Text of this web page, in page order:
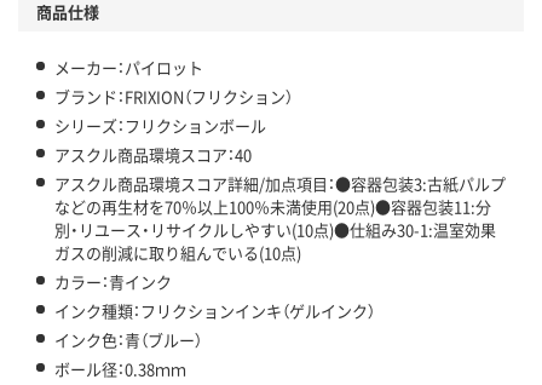
商品仕様
メーカー：パイロット
ブランド：FRIXION（フリクション）
シリーズ：フリクションボール
アスクル商品環境スコア：40
アスクル商品環境スコア詳細/加点項目：●容器包装3:古紙パルプ
などの再生材を70％以上100％未満使用(20点)●容器包装11:分
別・リユース・リサイクルしやすい(10点)●仕組み30-1:温室効果
ガスの削減に取り組んでいる(10点)
カラー：青インク
インク種類：フリクションインキ（ゲルインク）
インク色：青（ブルー）
ボール径：0.38ｍｍ